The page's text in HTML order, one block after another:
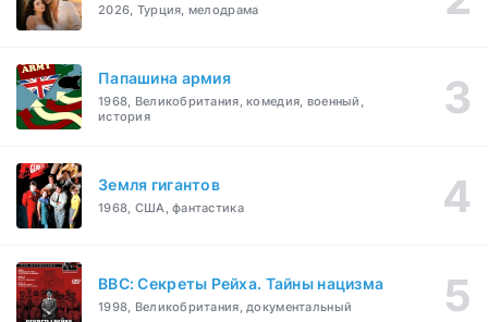
2026, Турция, мелодрама
Папашина армия
1968, Великобритания, комедия, военный,
история
Земля гигантов
1968, США, фантастика
BBC: Секреты Рейха. Тайны нацизма
1998, Великобритания, документальный